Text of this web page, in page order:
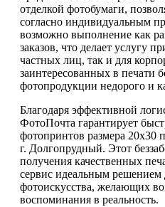
отделкой фотобумаги,
согласно индивидуальным
возможно выполнение как
заказов, что делает услугу
частных лиц, так и для
заинтересованных в печати
фотопродукции недорого и
Благодаря эффективной
ФотоПочта гарантирует
фотопринтов размера 20х30
г. Долгопрудный. Этот
получения качественных
сервис идеальным решением
фотоискусства, желающих
воспоминания в реальность.